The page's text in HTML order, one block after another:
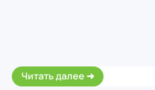
Читать далее